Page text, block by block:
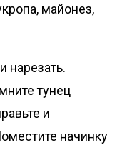
майонез,
нарезать.
тунец
и
начинку